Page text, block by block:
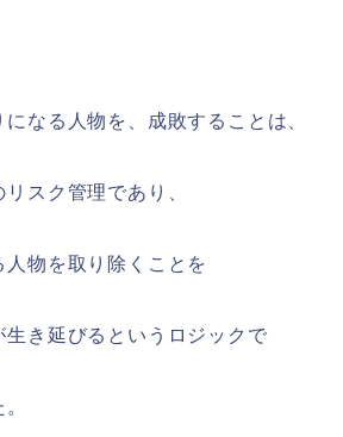
なる人物を、成敗することは、
スク管理であり、
物を取り除くことを
き延びるというロジックで